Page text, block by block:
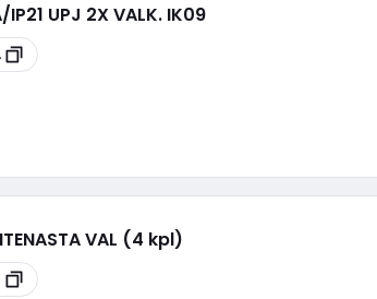
UPJ 2X VALK. IK09
VAL (4 kpl)